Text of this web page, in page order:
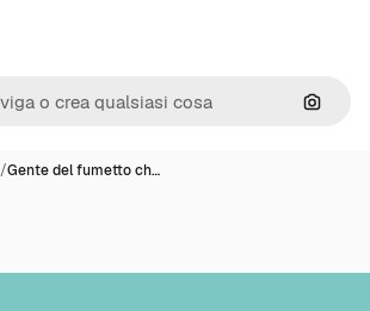
Cerca
/Gente del fumetto ch…